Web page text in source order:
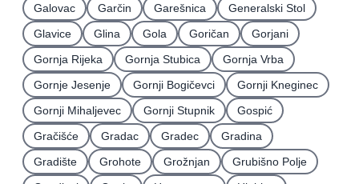
Galovac
Garčin Garešnica
Generalski Stol
Glavice
Glina Gola Goričan
Gorjani
Gornja Rijeka
Gornja Stubica
Gornja Vrba
Gornje Jesenje
Gornji Bogičevci
Gornji Kneginec
Gornji Mihaljevec
Gornji Stupnik
Gospić
Gračišće
Gradac Gradec
Gradina
Gradište
Grohote Grožnjan
Grubišno Polje